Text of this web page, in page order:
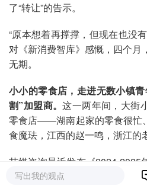
了“转让”的告示。
“原本想着再撑撑，但现在也没
对《新消费智库》感慨，四个月
无期。
小小的零食店，走进无数小镇
割”加盟商。这一两年间，大街
零食店——湖南起家的零食很忙
食魔珐，江西的赵一鸣，浙江
艾媒咨询最近发布《2024-2025
及发展趋势报告》显示，零食
写出我的观点